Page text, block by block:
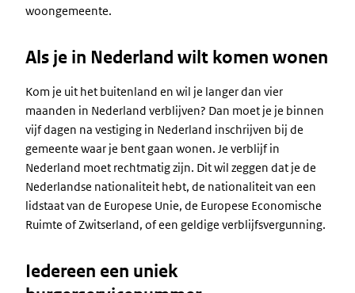
woongemeente.
Als je in Nederland wilt komen wonen
Kom je uit het buitenland en wil je langer dan vier
maanden in Nederland verblijven? Dan moet je je binnen
vijf dagen na vestiging in Nederland inschrijven bij de
gemeente waar je bent gaan wonen. Je verblijf in
Nederland moet rechtmatig zijn. Dit wil zeggen dat je de
Nederlandse nationaliteit hebt, de nationaliteit van een
lidstaat van de Europese Unie, de Europese Economische
Ruimte of Zwitserland, of een geldige verblijfsvergunning.
Iedereen een uniek